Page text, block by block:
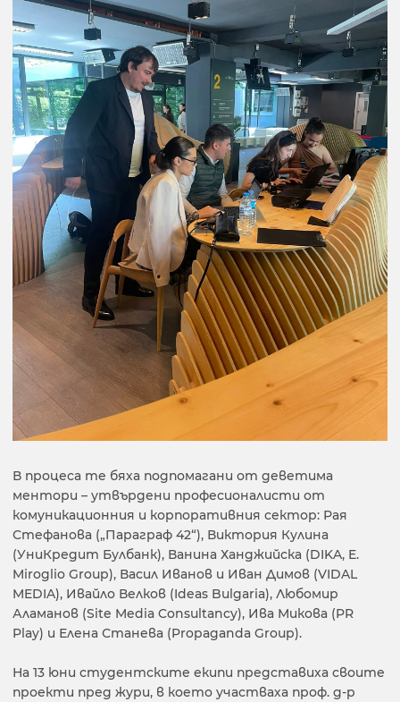
В процеса те бяха подпомагани от деветима
ментори – утвърдени професионалисти от
комуникационния и корпоративния сектор: Рая
Стефанова („Параграф 42“), Виктория Кулина
(УниКредит Булбанк), Ванина Ханджийска (DIKA, E.
Miroglio Group), Васил Иванов и Иван Димов (VIDAL
MEDIA), Ивайло Велков (Ideas Bulgaria), Любомир
Аламанов (Site Media Consultancy), Ива Микова (PR
Play) и Елена Станева (Propaganda Group).
На 13 юни студентските екипи представиха своите
проекти пред жури, в което участваха проф. д-р